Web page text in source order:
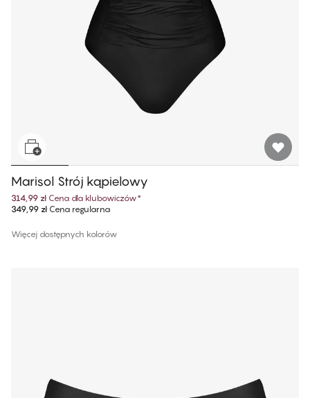
Marisol Strój kąpielowy
314,99 zł Cena dla klubowiczów*
349,99 złCena regularna
Więcej dostępnych kolorów